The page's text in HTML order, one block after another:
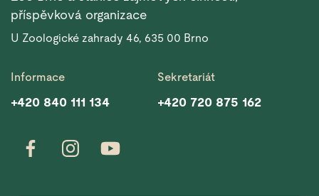
příspěvková organizace
U Zoologické zahrady 46, 635 00 Brno
Informace
+420 840 111 134
Sekretariát
+420 720 875 162